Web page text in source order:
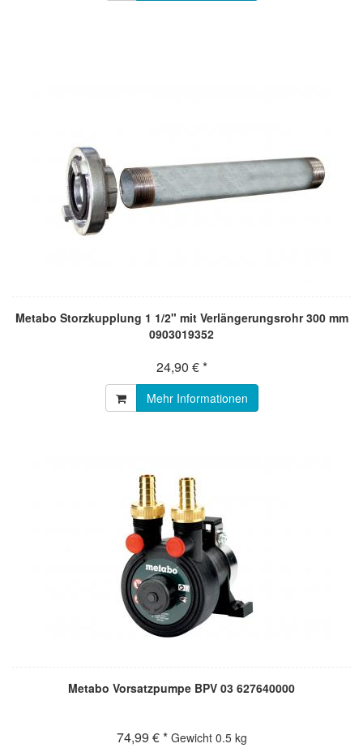
Metabo Storzkupplung 1 1/2" mit Verlängerungsrohr 300 mm
0903019352
24,90 € *
Mehr Informationen
Metabo Vorsatzpumpe BPV 03 627640000
74,99 € * Gewicht 0.5 kg